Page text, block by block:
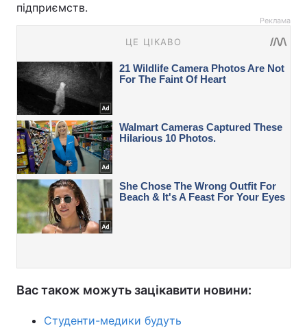
підприємств.
Реклама
Вас також можуть зацікавити новини:
Студенти-медики будуть